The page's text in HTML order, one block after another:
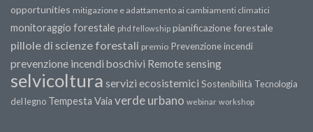
opportunities mitigazione e adattamento ai cambiamenti climatici
monitoraggio forestale phd fellowship pianificazione forestale
pillole di scienze forestali premio Prevenzione incendi
prevenzione incendi boschivi Remote sensing
selvicoltura servizi ecosistemici Sostenibilità Tecnologia
del legno Tempesta Vaia verde urbano webinar workshop